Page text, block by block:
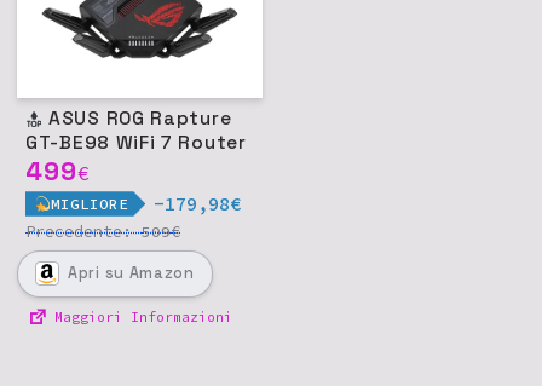
ASUS ROG Rapture
GT-BE98 WiFi 7 Router
499€
MIGLIORE -179,98€
Precedente:509€
Apri su Amazon
Maggiori Informazioni